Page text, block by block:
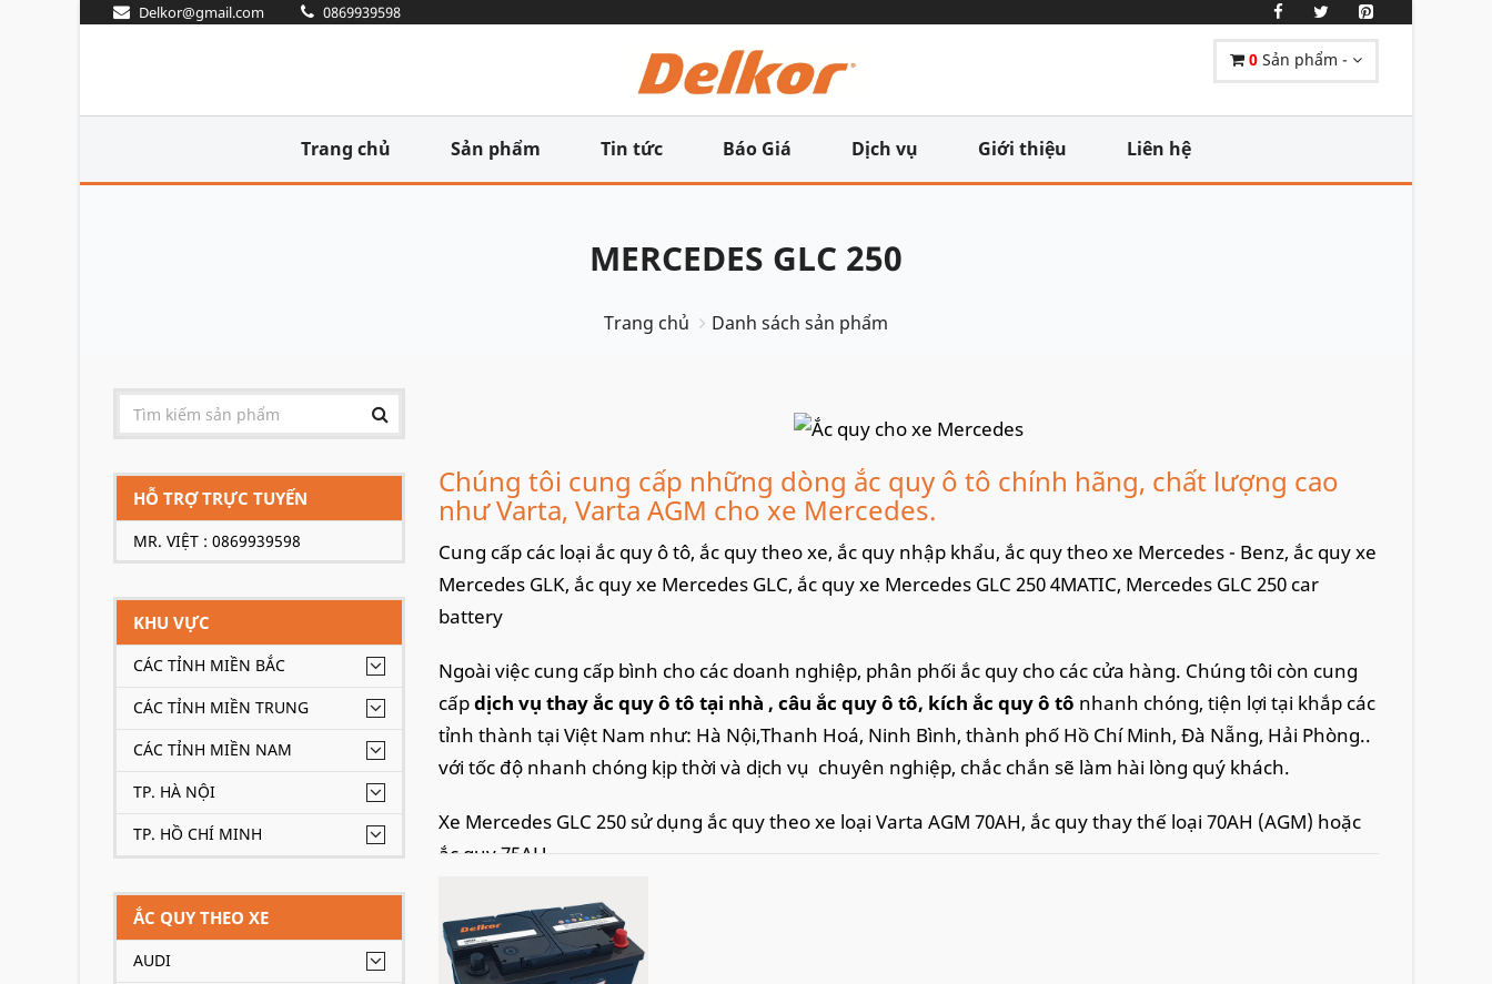
Delkor@gmail.com 0869939598
0 Sản phẩm -
Trang chủ Sản phẩm Tin tức Báo Giá Dịch vụ Giới thiệu Liên hệ
MERCEDES GLC 250
Trang chủ Danh sách sản phẩm
HỖ TRỢ TRỰC TUYẾN
MR. VIỆT : 0869939598
KHU VỰC
CÁC TỈNH MIỀN BẮC
CÁC TỈNH MIỀN TRUNG
CÁC TỈNH MIỀN NAM
TP. HÀ NỘI
TP. HỒ CHÍ MINH
ẮC QUY THEO XE
AUDI
Chúng tôi cung cấp những dòng ắc quy ô tô chính hãng, chất lượng cao
như Varta, Varta AGM cho xe Mercedes.
Cung cấp các loại ắc quy ô tô, ắc quy theo xe, ắc quy nhập khẩu, ắc quy theo xe Mercedes - Benz, ắc quy xe
Mercedes GLK, ắc quy xe Mercedes GLC, ắc quy xe Mercedes GLC 250 4MATIC, Mercedes GLC 250 car
battery
Ngoài việc cung cấp bình cho các doanh nghiệp, phân phối ắc quy cho các cửa hàng. Chúng tôi còn cung
cấpdịch vụ thay ắc quy ô tô tại nhà , câu ắc quy ô tô, kích ắc quy ô tô nhanh chóng, tiện lợi tại khắp các
tỉnh thành tại Việt Nam như: Hà Nội,Thanh Hoá, Ninh Bình, thành phố Hồ Chí Minh, Đà Nẵng, Hải Phòng..
với tốc độ nhanh chóng kịp thời và dịch vụ chuyên nghiệp, chắc chắn sẽ làm hài lòng quý khách.
Xe Mercedes GLC 250 sử dụng ắc quy theo xe loại Varta AGM 70AH, ắc quy thay thế loại 70AH (AGM) hoặc
ắc quy 75AH